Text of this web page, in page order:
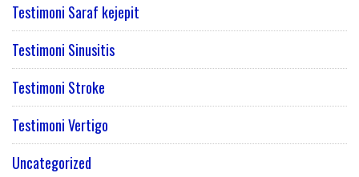
Testimoni Saraf kejepit
Testimoni Sinusitis
Testimoni Stroke
Testimoni Vertigo
Uncategorized